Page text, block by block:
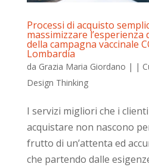
Processi di acquisto
massimizzare l’esperienza
della campagna vaccinale
Lombardia
da Grazia Maria Giordano | |
Design Thinking
I servizi migliori che i
acquistare non nascono
frutto di un’attenta ed
che partendo dalle